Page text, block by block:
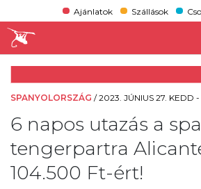
Ajánlatok Szállások
SPANYOLORSZÁG /2023. JÚNIUS 27. KEDD -
6 napos utazás a
tengerpartra
104.500 Ft-ért!